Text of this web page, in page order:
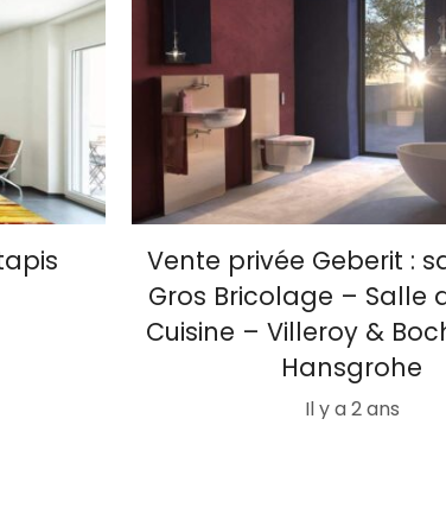
Vente privée Geberit :
Gros Bricolage – Salle
Cuisine – Villeroy &
Hansgrohe
Il y a 2 ans